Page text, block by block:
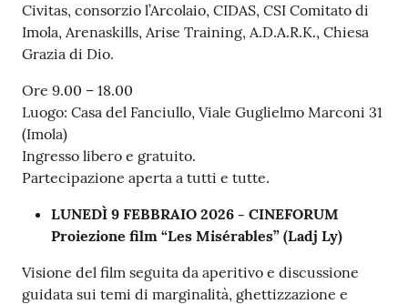
Civitas, consorzio l’Arcolaio, CIDAS, CSI Comitato di
Imola, Arenaskills, Arise Training, A.D.A.R.K., Chiesa
Grazia di Dio.
Ore 9.00 – 18.00
Luogo: Casa del Fanciullo, Viale Guglielmo Marconi 31
(Imola)
Ingresso libero e gratuito.
Partecipazione aperta a tutti e tutte.
LUNEDÌ 9 FEBBRAIO 2026 - CINEFORUM
Proiezione film “Les Misérables” (Ladj Ly)
Visione del film seguita da aperitivo e discussione
guidata sui temi di marginalità, ghettizzazione e